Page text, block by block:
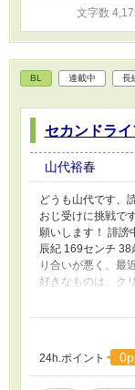
文字数
BL 連載中 長
セカンドラ
山代裕春
どうも山代です、
おじ受けに挑戦で
願いします！ 誹謗
辰紀 169センチ
り合いが悪く、最
好きなものは、ク
26歳 バーで働く
族との仲は修復不
バッ○ス、ア○ソ○
24h.ポイント